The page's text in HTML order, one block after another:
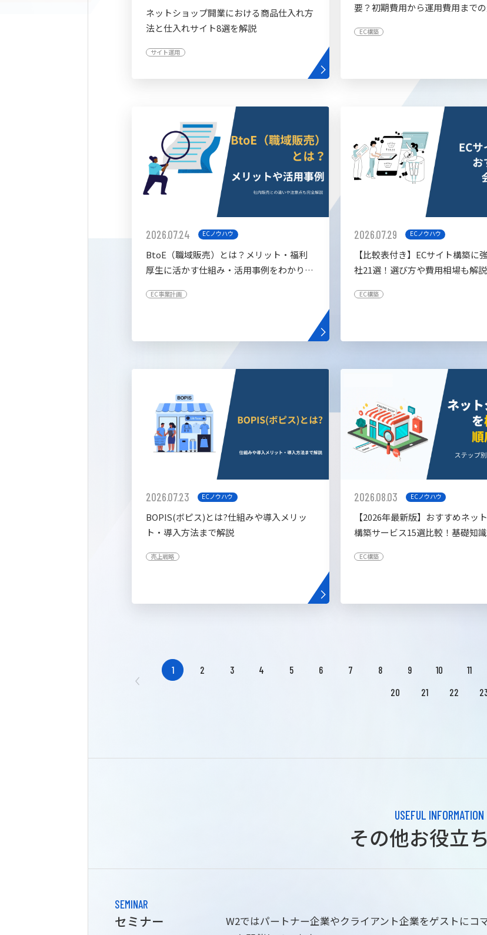
ネットショップ開業における商品仕入れ方
法と仕入れサイト8選を解説
サイト運用
要？初期費用から運用費用まで
EC構築
2026.07.24 ECノウハウ
BtoE（職域販売）とは？メリット・福利
厚生に活かす仕組み・活用事例をわかりや
EC事業計画
2026.07.29 ECノウハウ
【比較表付き】ECサイト構築に
社21選！選び方や費用相場も解説
EC構築
2026.07.23 ECノウハウ
BOPIS(ボピス)とは?仕組みや導入メリッ
ト・導入方法まで解説
売上戦略
2026.08.03 ECノウハウ
【2026年最新版】おすすめネッ
構築サービス15選比較！基礎知
EC構築
1 2 3 4 5 6 7 8 9 10 11
20
21 22
USEFUL INFORMATION
その他お役立
SEMINAR
セミナー
W2ではパートナー企業やクライアント企業をゲストにコ